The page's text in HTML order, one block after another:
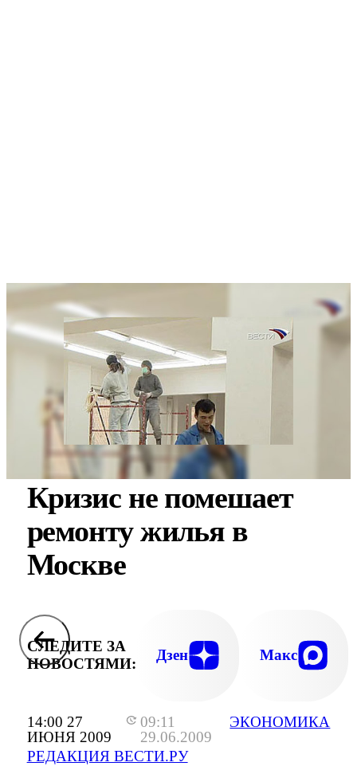
14:00 27
ИЮНЯ 2009
09:11
29.06.2009
РЕДАКЦИЯ ВЕСТИ.РУ
ЭКОНОМИКА
Кризис не помешает
ремонту жилья в
Москве
СЛЕДИТЕ ЗА
НОВОСТЯМИ:
Дзен Макс